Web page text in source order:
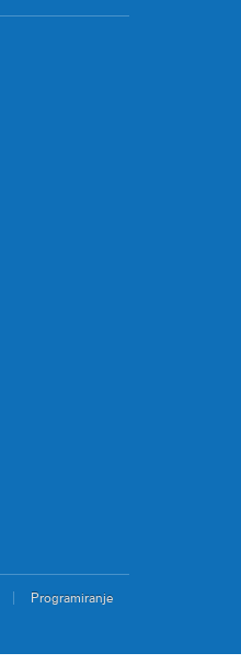
Programiranje